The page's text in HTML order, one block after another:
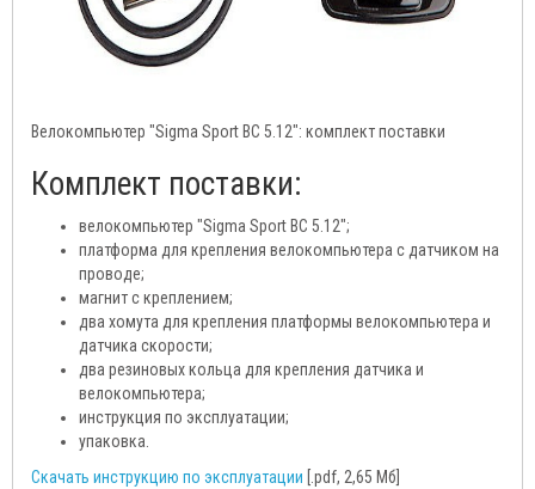
Велокомпьютер "Sigma Sport BC 5.12": комплект поставки
Комплект поставки:
велокомпьютер "Sigma Sport BC 5.12";
платформа для крепления велокомпьютера с датчиком на
проводе;
магнит с креплением;
два хомута для крепления платформы велокомпьютера и
датчика скорости;
два резиновых кольца для крепления датчика и
велокомпьютера;
инструкция по эксплуатации;
упаковка.
Скачать инструкцию по эксплуатации
[.pdf, 2,65 Мб]